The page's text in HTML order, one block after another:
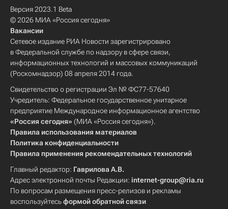
Версия 2023.1 Beta
© 2026 МИА «Россия сегодня»
Вакансии
Сетевое издание РИА Новости зарегистрировано
в Федеральной службе по надзору в сфере связи,
информационных технологий и массовых коммуникаций
(Роскомнадзор) 08 апреля 2014 года.
Свидетельство о регистрации Эл № ФС77-57640
Учредитель: Федеральное государственное унитарное
предприятие Международное информационное агентство
«Россия сегодня» (МИА «Россия сегодня»).
Правила использования материалов
Политика конфиденциальности
Правила применения рекомендательных технологий
Главный редактор: Гаврилова А.В.
Адрес электронной почты Редакции: internet-group@ria.ru
По вопросам размещения пресс-релизов и рекламы
воспользуйтесьформой обратной связи